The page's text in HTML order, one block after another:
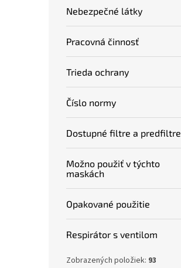
Nebezpečné látky
Pracovná činnosť
Trieda ochrany
Číslo normy
Dostupné filtre a predfiltre
Možno použiť v týchto
maskách
Opakované použitie
Respirátor s ventilom
Zobrazených položiek: 93